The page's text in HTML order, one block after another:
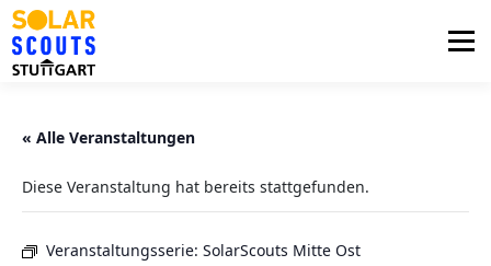
Zum
Inhalt
springen
Menü
« Alle Veranstaltungen
Diese Veranstaltung hat bereits stattgefunden.
Veranstaltungsserie: SolarScouts Mitte Ost